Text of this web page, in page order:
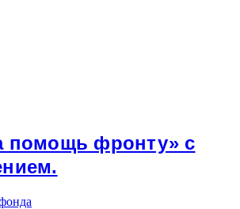
помощь фронту» с